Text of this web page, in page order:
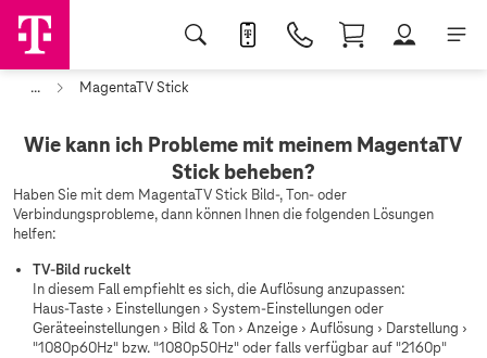
... MagentaTV Stick
Wie kann ich Probleme mit meinem MagentaTV
Stick beheben?
Haben Sie mit dem MagentaTV Stick Bild-, Ton- oder
Verbindungsprobleme, dann können Ihnen die folgenden Lösungen
helfen:
TV-Bild ruckelt
In diesem Fall empfiehlt es sich, die Auflösung anzupassen:
Haus-Taste › Einstellungen › System-Einstellungen oder
Geräteeinstellungen › Bild & Ton › Anzeige › Auflösung › Darstellung ›
"1080p60Hz" bzw. "1080p50Hz" oder falls verfügbar auf "2160p"